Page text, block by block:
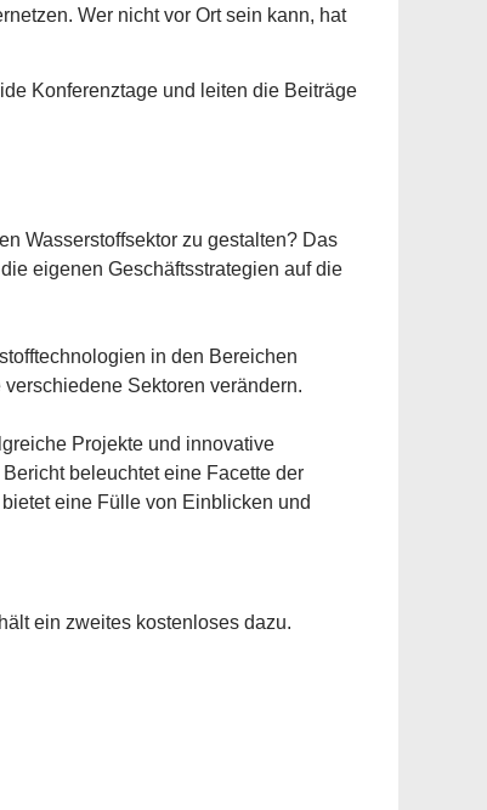
Wer nicht vor Ort sein kann, hat
Konferenztage und leiten die Beiträge
Wasserstoffsektor zu gestalten? Das
eigenen Geschäftsstrategien auf die
in den Bereichen
Sektoren verändern.
Projekte und innovative
beleuchtet eine Facette der
eine Fülle von Einblicken und
ein zweites kostenloses dazu.